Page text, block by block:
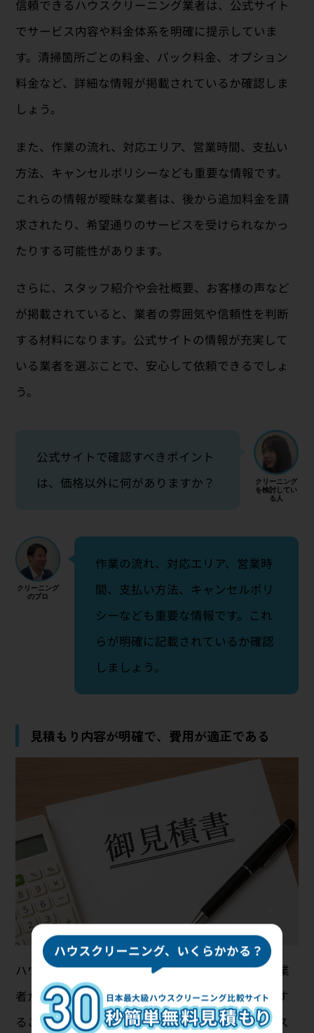
信頼できるハウスクリーニング業者は、公式サイト
でサービス内容や料金体系を明確に提示していま
す。清掃箇所ごとの料金、パック料金、オプション
料金など、詳細な情報が掲載されているか確認しま
しょう。
また、作業の流れ、対応エリア、営業時間、支払い
方法、キャンセルポリシーなども重要な情報です。
これらの情報が曖昧な業者は、後から追加料金を請
求されたり、希望通りのサービスを受けられなかっ
たりする可能性があります。
さらに、スタッフ紹介や会社概要、お客様の声など
が掲載されていると、業者の雰囲気や信頼性を判断
する材料になります。公式サイトの情報が充実して
いる業者を選ぶことで、安心して依頼できるでしょ
う。
公式サイトで確認すべきポイント
は、価格以外に何がありますか？
作業の流れ、対応エリア、営業時
間、支払い方法、キャンセルポリ
シーなども重要な情報です。これ
らが明確に記載されているか確認
しましょう。
見積もり内容が明確で、費用が適正である
ハウスクリーニング業者を選ぶ際は、必ず複数の業
者から見積もりを取りましょう。見積もりを比較す
ることで、料金相場を把握し、適正価格でサービス